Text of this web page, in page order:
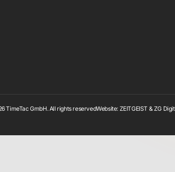
TimeTac GmbH. All rights reservedWebsite: ZEITGEIST&ZG